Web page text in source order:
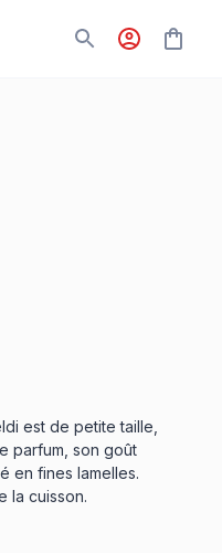
est de petite taille,
parfum, son goût
en fines lamelles.
la cuisson.